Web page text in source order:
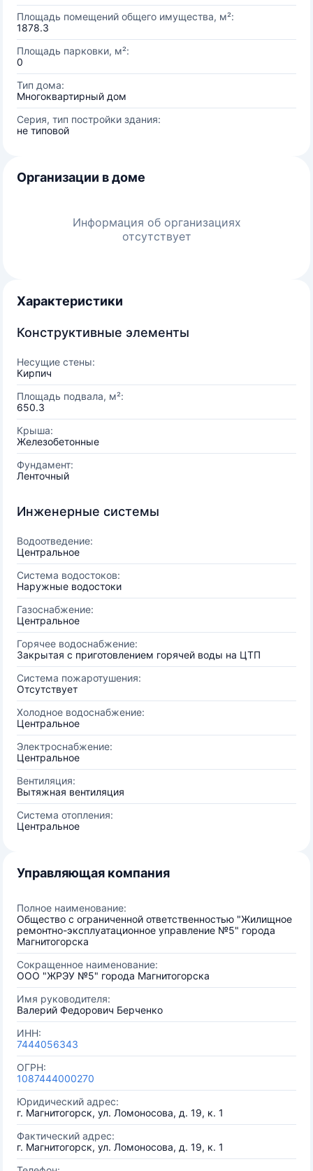
Площадь помещений общего имущества, м²:
1878.3
Площадь парковки, м²:
0
Тип дома:
Многоквартирный дом
Серия, тип постройки здания:
не типовой
Организации в доме
Информация об организациях
отсутствует
Характеристики
Конструктивные элементы
Несущие стены:
Кирпич
Площадь подвала, м²:
650.3
Крыша:
Железобетонные
Фундамент:
Ленточный
Инженерные системы
Водоотведение:
Центральное
Система водостоков:
Наружные водостоки
Газоснабжение:
Центральное
Горячее водоснабжение:
Закрытая с приготовлением горячей воды на ЦТП
Система пожаротушения:
Отсутствует
Холодное водоснабжение:
Центральное
Электроснабжение:
Центральное
Вентиляция:
Вытяжная вентиляция
Система отопления:
Центральное
Управляющая компания
Полное наименование:
Общество с ограниченной ответственностью "Жилищное
ремонтно-эксплуатационное управление №5" города
Магнитогорска
Сокращенное наименование:
ООО "ЖРЭУ №5" города Магнитогорска
Имя руководителя:
Валерий Федорович Берченко
ИНН:
7444056343
ОГРН:
1087444000270
Юридический адрес:
г. Магнитогорск, ул. Ломоносова, д. 19, к. 1
Фактический адрес:
г. Магнитогорск, ул. Ломоносова, д. 19, к. 1